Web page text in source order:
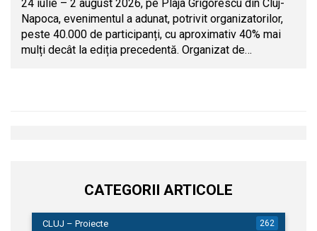
24 iulie – 2 august 2026, pe Plaja Grigorescu din Cluj-
Napoca, evenimentul a adunat, potrivit organizatorilor,
peste 40.000 de participanți, cu aproximativ 40% mai
mulți decât la ediția precedentă. Organizat de…
CATEGORII ARTICOLE
CLUJ – Proiecte 262